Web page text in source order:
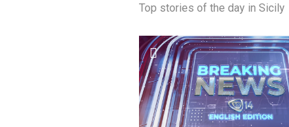
Top stories of the day in Sicily